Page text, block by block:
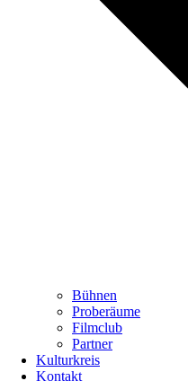
Bühnen
Proberäume
Filmclub
Partner
Kulturkreis
Kontakt